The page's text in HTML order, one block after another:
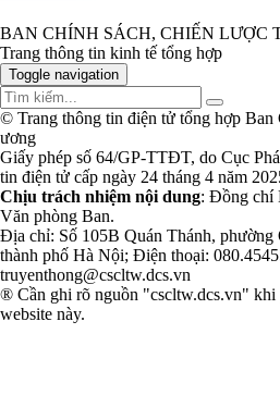
BAN CHÍNH SÁCH, CHIẾN LƯỢC
Trang thông tin kinh tế tổng hợp
Toggle navigation
© Trang thông tin điện tử tổng hợp Ban
ương
Giấy phép số 64/GP-TTĐT, do Cục
tin điện tử cấp ngày 24 tháng 4 năm
Chịu trách nhiệm nội dung: Đồng chí
Văn phòng Ban.
Địa chỉ: Số 105B Quán Thánh,
thành phố Hà Nội; Điện thoại:
truyenthong@cscltw.dcs.vn
® Cần ghi rõ nguồn "cscltw.dcs.vn" khi
website này.